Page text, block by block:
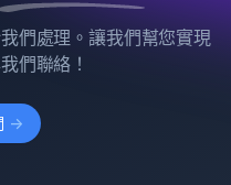
們處理。讓我們幫您實現
們聯絡！
->